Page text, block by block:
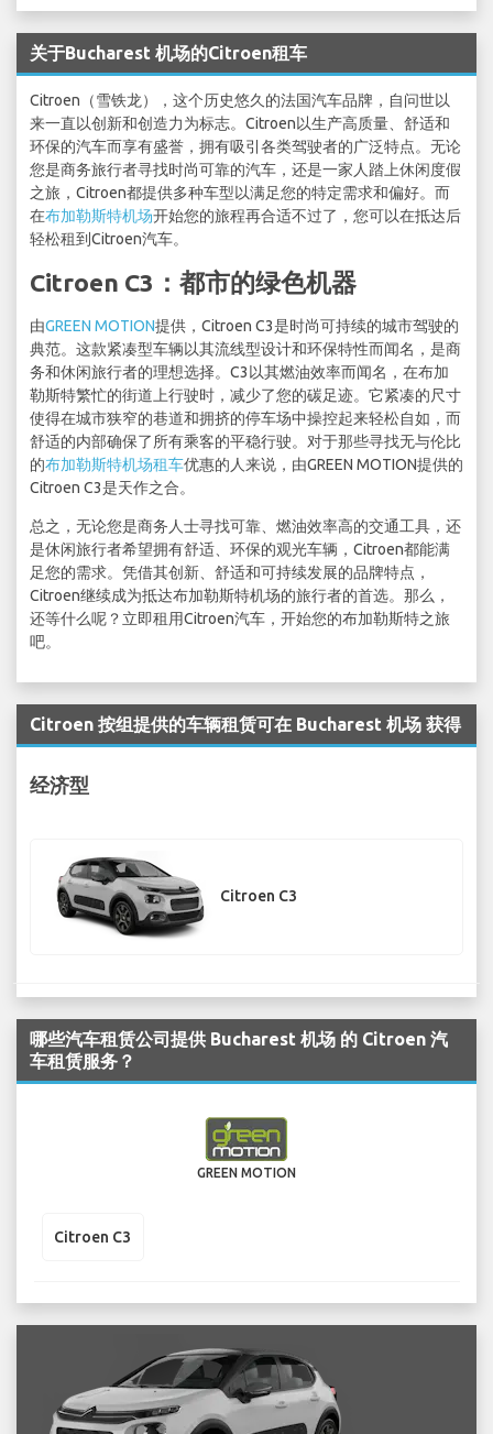
关于Bucharest 机场的Citroen租车
Citroen（雪铁龙），这个历史悠久的法国汽车品牌，自问世以
来一直以创新和创造力为标志。Citroen以生产高质量、舒适和
环保的汽车而享有盛誉，拥有吸引各类驾驶者的广泛特点。无论
您是商务旅行者寻找时尚可靠的汽车，还是一家人踏上休闲度假
之旅，Citroen都提供多种车型以满足您的特定需求和偏好。而
在布加勒斯特机场开始您的旅程再合适不过了，您可以在抵达后
轻松租到Citroen汽车。
Citroen C3：都市的绿色机器
由GREEN MOTION提供，Citroen C3是时尚可持续的城市驾驶的
典范。这款紧凑型车辆以其流线型设计和环保特性而闻名，是商
务和休闲旅行者的理想选择。C3以其燃油效率而闻名，在布加
勒斯特繁忙的街道上行驶时，减少了您的碳足迹。它紧凑的尺寸
使得在城市狭窄的巷道和拥挤的停车场中操控起来轻松自如，而
舒适的内部确保了所有乘客的平稳行驶。对于那些寻找无与伦比
的布加勒斯特机场租车优惠的人来说，由GREEN MOTION提供的
Citroen C3是天作之合。
总之，无论您是商务人士寻找可靠、燃油效率高的交通工具，还
是休闲旅行者希望拥有舒适、环保的观光车辆，Citroen都能满
足您的需求。凭借其创新、舒适和可持续发展的品牌特点，
Citroen继续成为抵达布加勒斯特机场的旅行者的首选。那么，
还等什么呢？立即租用Citroen汽车，开始您的布加勒斯特之旅
吧。
Citroen 按组提供的车辆租赁可在 Bucharest 机场 获得
经济型
Citroen C3
哪些汽车租赁公司提供 Bucharest 机场 的 Citroen 汽
车租赁服务？
GREEN MOTION
Citroen C3